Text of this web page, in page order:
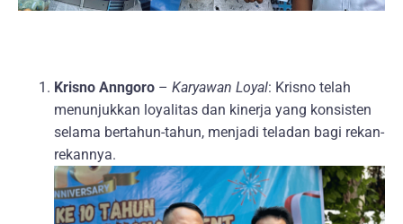
Krisno Anngoro – Karyawan Loyal: Krisno telah
menunjukkan loyalitas dan kinerja yang konsisten
selama bertahun-tahun, menjadi teladan bagi rekan-
rekannya.